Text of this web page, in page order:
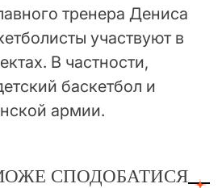
тренера Дениса
участвуют в
В частности,
баскетбол и
армии.
СПОДОБАТИСЯ